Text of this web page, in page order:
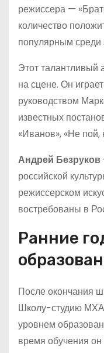
режиссера —
количество
популярным среди
Этот талантливый
на сцене. Он
руководством
известных
«Иванов», «Не пой,
Андрей Безруков
российской
режиссерском
востребованы в
Ранние
После окончания
Школу-студию
уровнем
время обучения